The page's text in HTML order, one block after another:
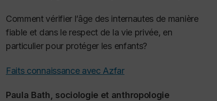
Comment vérifier l’âge des internautes de manière
fiable et dans le respect de la vie privée, en
particulier pour protéger les enfants?
Faits connaissance avec Azfar
Paula Bath, sociologie et anthropologie